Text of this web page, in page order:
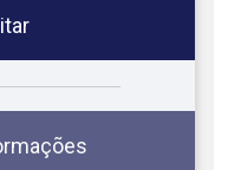
e horário para
você?